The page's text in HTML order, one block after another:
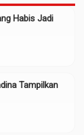
Habis Jadi
Tampilkan